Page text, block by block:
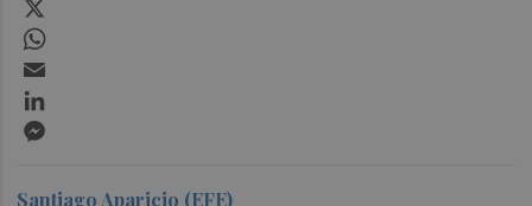
Santiago Aparicio (EFE)